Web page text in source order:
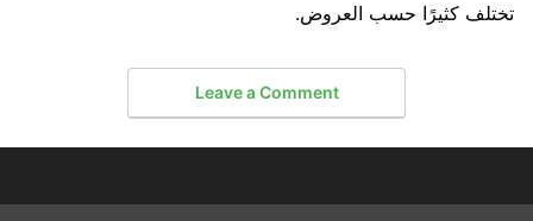
تختلف كثيرًا حسب العروض.
Leave a Comment